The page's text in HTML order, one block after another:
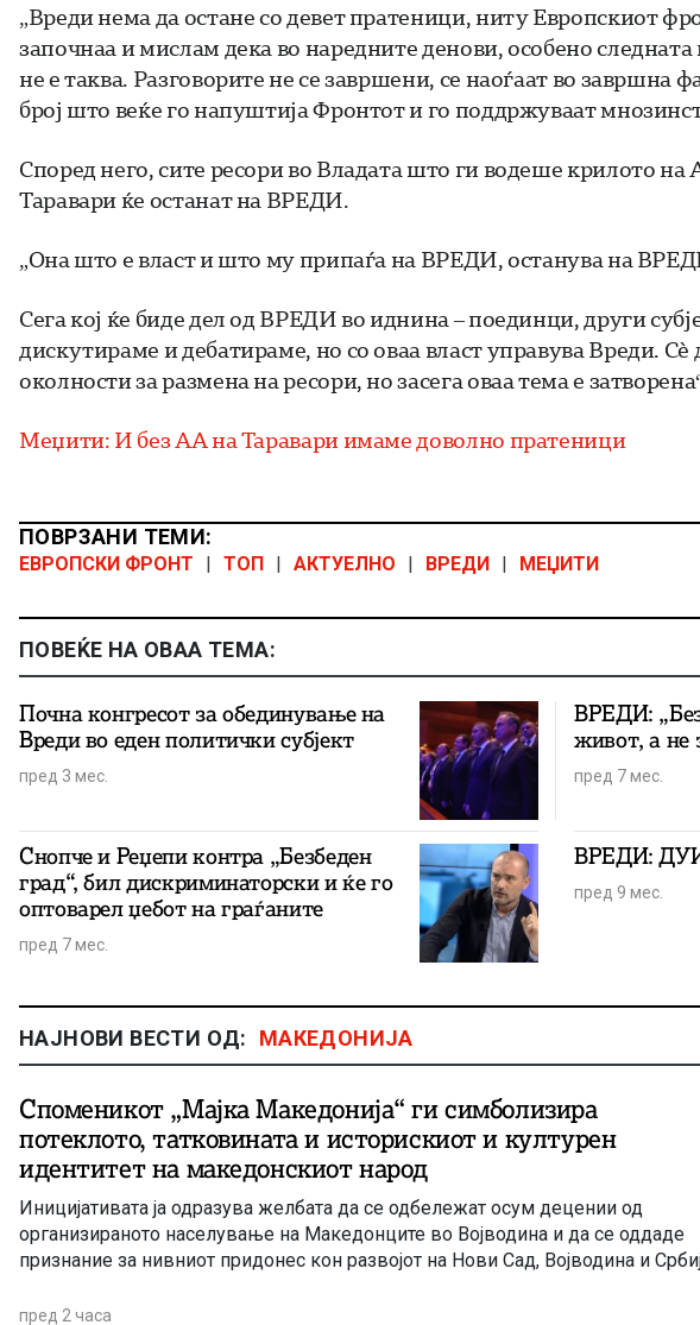
„Вреди нема да остане со девет пратеници, ниту Европскиот
започнаа и мислам дека во наредните денови, особено следната
не е таква. Разговорите не се завршени, се наоѓаат во завршна
број што веќе го напуштија Фронтот и го поддржуваат
Според него, сите ресори во Владата што ги водеше крилото на
Таравари ќе останат на ВРЕДИ.
„Она што е власт и што му припаѓа на ВРЕДИ, останува на
Сега кој ќе биде дел од ВРЕДИ во иднина – поединци, други
дискутираме и дебатираме, но со оваа власт управува Вреди.
околности за размена на ресори, но засега оваа тема е
Меџити: И без АА на Таравари имаме доволно пратеници
ПОВРЗАНИ ТЕМИ:
ЕВРОПСКИ ФРОНТ | ТОП | АКТУЕЛНО | ВРЕДИ | МЕЏИТИ
ПОВЕЌЕ НА ОВАА ТЕМА:
Почна конгресот за обединување на
Вреди во еден политички субјект
пред 3 мес.
ВРЕДИ:
живот, а не
пред 7 мес.
Снопче и Реџепи контра „Безбеден
град“, бил дискриминаторски и ќе го
оптоварел џебот на граѓаните
пред 7 мес.
ВРЕДИ: ДУИ
пред 9 мес.
НАЈНОВИ ВЕСТИ ОД: МАКЕДОНИЈА
Споменикот „Мајка Македонија“ ги симболизира
потеклото, татковината и историскиот и културен
идентитет на македонскиот народ
Иницијативата ја одразува желбата да се одбележат осум децении од
организираното населување на Македонците во Војводина и да се оддаде
признание за нивниот придонес кон развојот на Нови Сад, Војводина и
пред 2 часа